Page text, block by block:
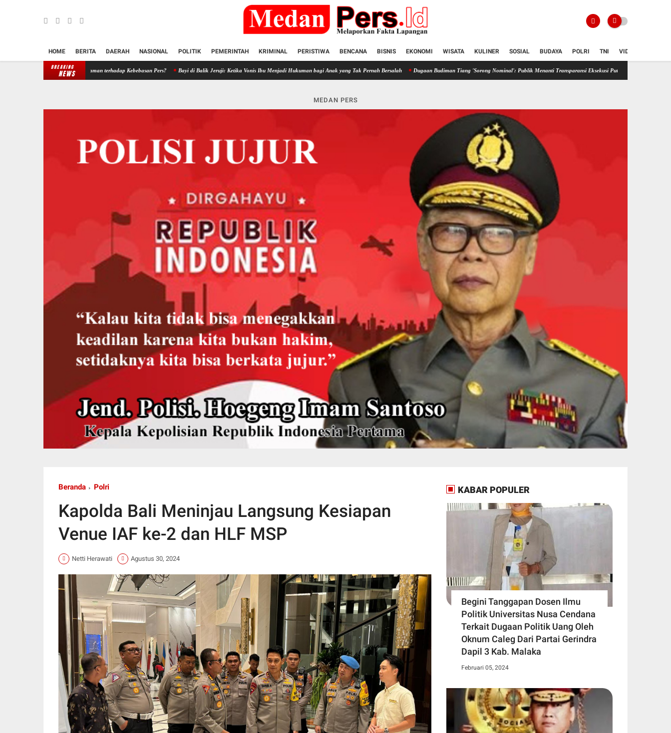
HOME BERITA DAERAH NASIONAL POLITIK PEMERINTAH KRIMINAL PERISTIWA BENCANA BISNIS EKONOMI WISATA KULINER SOSIAL BUDAYA POLRI TNI VIDIO
BREAKING
NEWS
atau Ancaman terhadap Kebebasan Pers? Bayi di Balik Jeruji: Ketika Vonis Ibu Menjadi Hukuman bagi Anak yang Tak Pernah Bersalah Dugaan Budiman Tiang 'Sorong Nominal': Publik Menanti Transparansi Eksekusi Putusan Kasasi GONCANGAN DI
MEDAN PERS
Beranda Polri
Kapolda Bali Meninjau Langsung Kesiapan
Venue IAF ke-2 dan HLF MSP
Netti Herawati Agustus 30, 2024
KABAR POPULER
Begini Tanggapan Dosen Ilmu
Politik Universitas Nusa Cendana
Terkait Dugaan Politik Uang Oleh
Oknum Caleg Dari Partai Gerindra
Dapil 3 Kab. Malaka
Februari 05, 2024